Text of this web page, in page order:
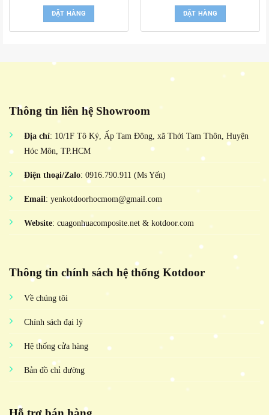
ĐẶT HÀNG ĐẶT HÀNG
Thông tin liên hệ Showroom
Địa chỉ: 10/1F Tô Ký, Ấp Tam Đông, xã Thới Tam Thôn, Huyện
Hóc Môn, TP.HCM
Điện thoại/Zalo: 0916.790.911 (Ms Yến)
Email: yenkotdoorhocmom@gmail.com
Website: cuagonhuacomposite.net & kotdoor.com
Thông tin chính sách hệ thống Kotdoor
Về chúng tôi
Chính sách đại lý
Hệ thống cửa hàng
Bản đồ chỉ đường